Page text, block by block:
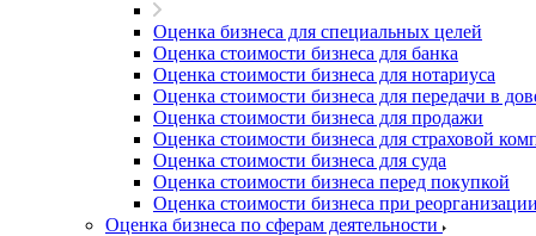
Оценка бизнеса для специальных целей
Оценка стоимости бизнеса для банка
Оценка стоимости бизнеса для нотариуса
Оценка стоимости бизнеса для передачи в
Оценка стоимости бизнеса для продажи
Оценка стоимости бизнеса для страховой
Оценка стоимости бизнеса для суда
Оценка стоимости бизнеса перед покупкой
Оценка стоимости бизнеса при реорганизации
Оценка бизнеса по сферам деятельности
Борисоглебск
Боровичи
Братск
Бронницы
Брянск
Бугульма
Бугуруслан
Бузулук